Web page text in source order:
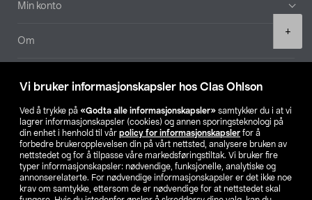
Vi bruker informasjonskapsler hos Clas Ohlson
Ved å trykke på «Godta alle informasjonskapsler» samtykker du i at vi
lagrer informasjonskapsler (cookies) og annen sporingsteknologi på
din enhet i henhold til vår policy for informasjonskapsler for å
forbedre brukeropplevelsen din på vårt nettsted, analysere bruken av
nettstedet og for å tilpasse våre markedsføringstiltak. Vi bruker fire
typer informasjonskapsler: nødvendige, funksjonelle, analytiske og
annonserelaterte. For nødvendige informasjonskapsler er det ikke noe
krav om samtykke, ettersom de er nødvendige for at nettstedet skal
+
Min konto
Om
Våre selskaper
Finn din butikk
SE NO FI